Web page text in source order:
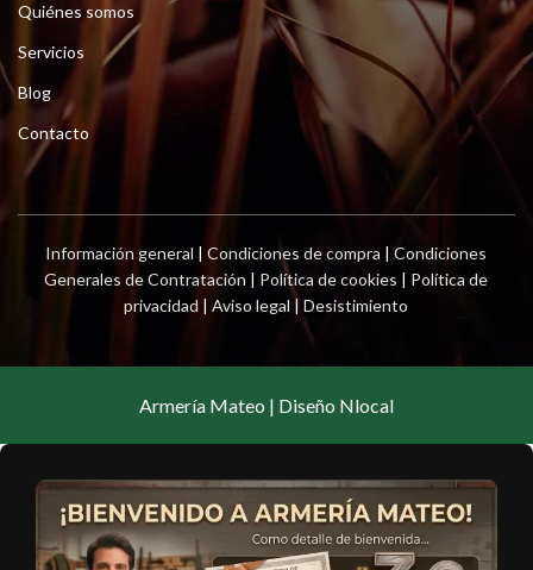
Quiénes somos
Servicios
Blog
Contacto
Información general |Condiciones de compra |Condiciones
Generales de Contratación | Política de cookies | Política de
privacidad |Aviso legal |Desistimiento
Armería Mateo | Diseño Nlocal